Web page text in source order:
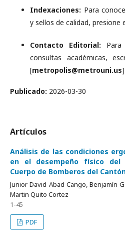
Indexaciones: Para
y sellos de calidad, presione
Contacto Editorial:
consultas académicas,
[metropolis@metrouni.us]
Publicado: 2026-03-30
Artículos
Análisis de las condiciones
en el desempeño físico del
Cuerpo de Bomberos del
Junior David Abad Cango, Benjamín
Martin Quito Cortez
1-45
PDF